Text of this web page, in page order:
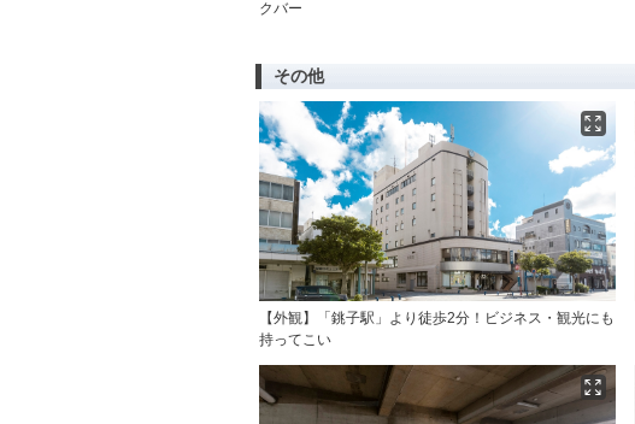
クバー
その他
【外観】「銚子駅」より徒歩2分！ビジネス・観光にも
持ってこい